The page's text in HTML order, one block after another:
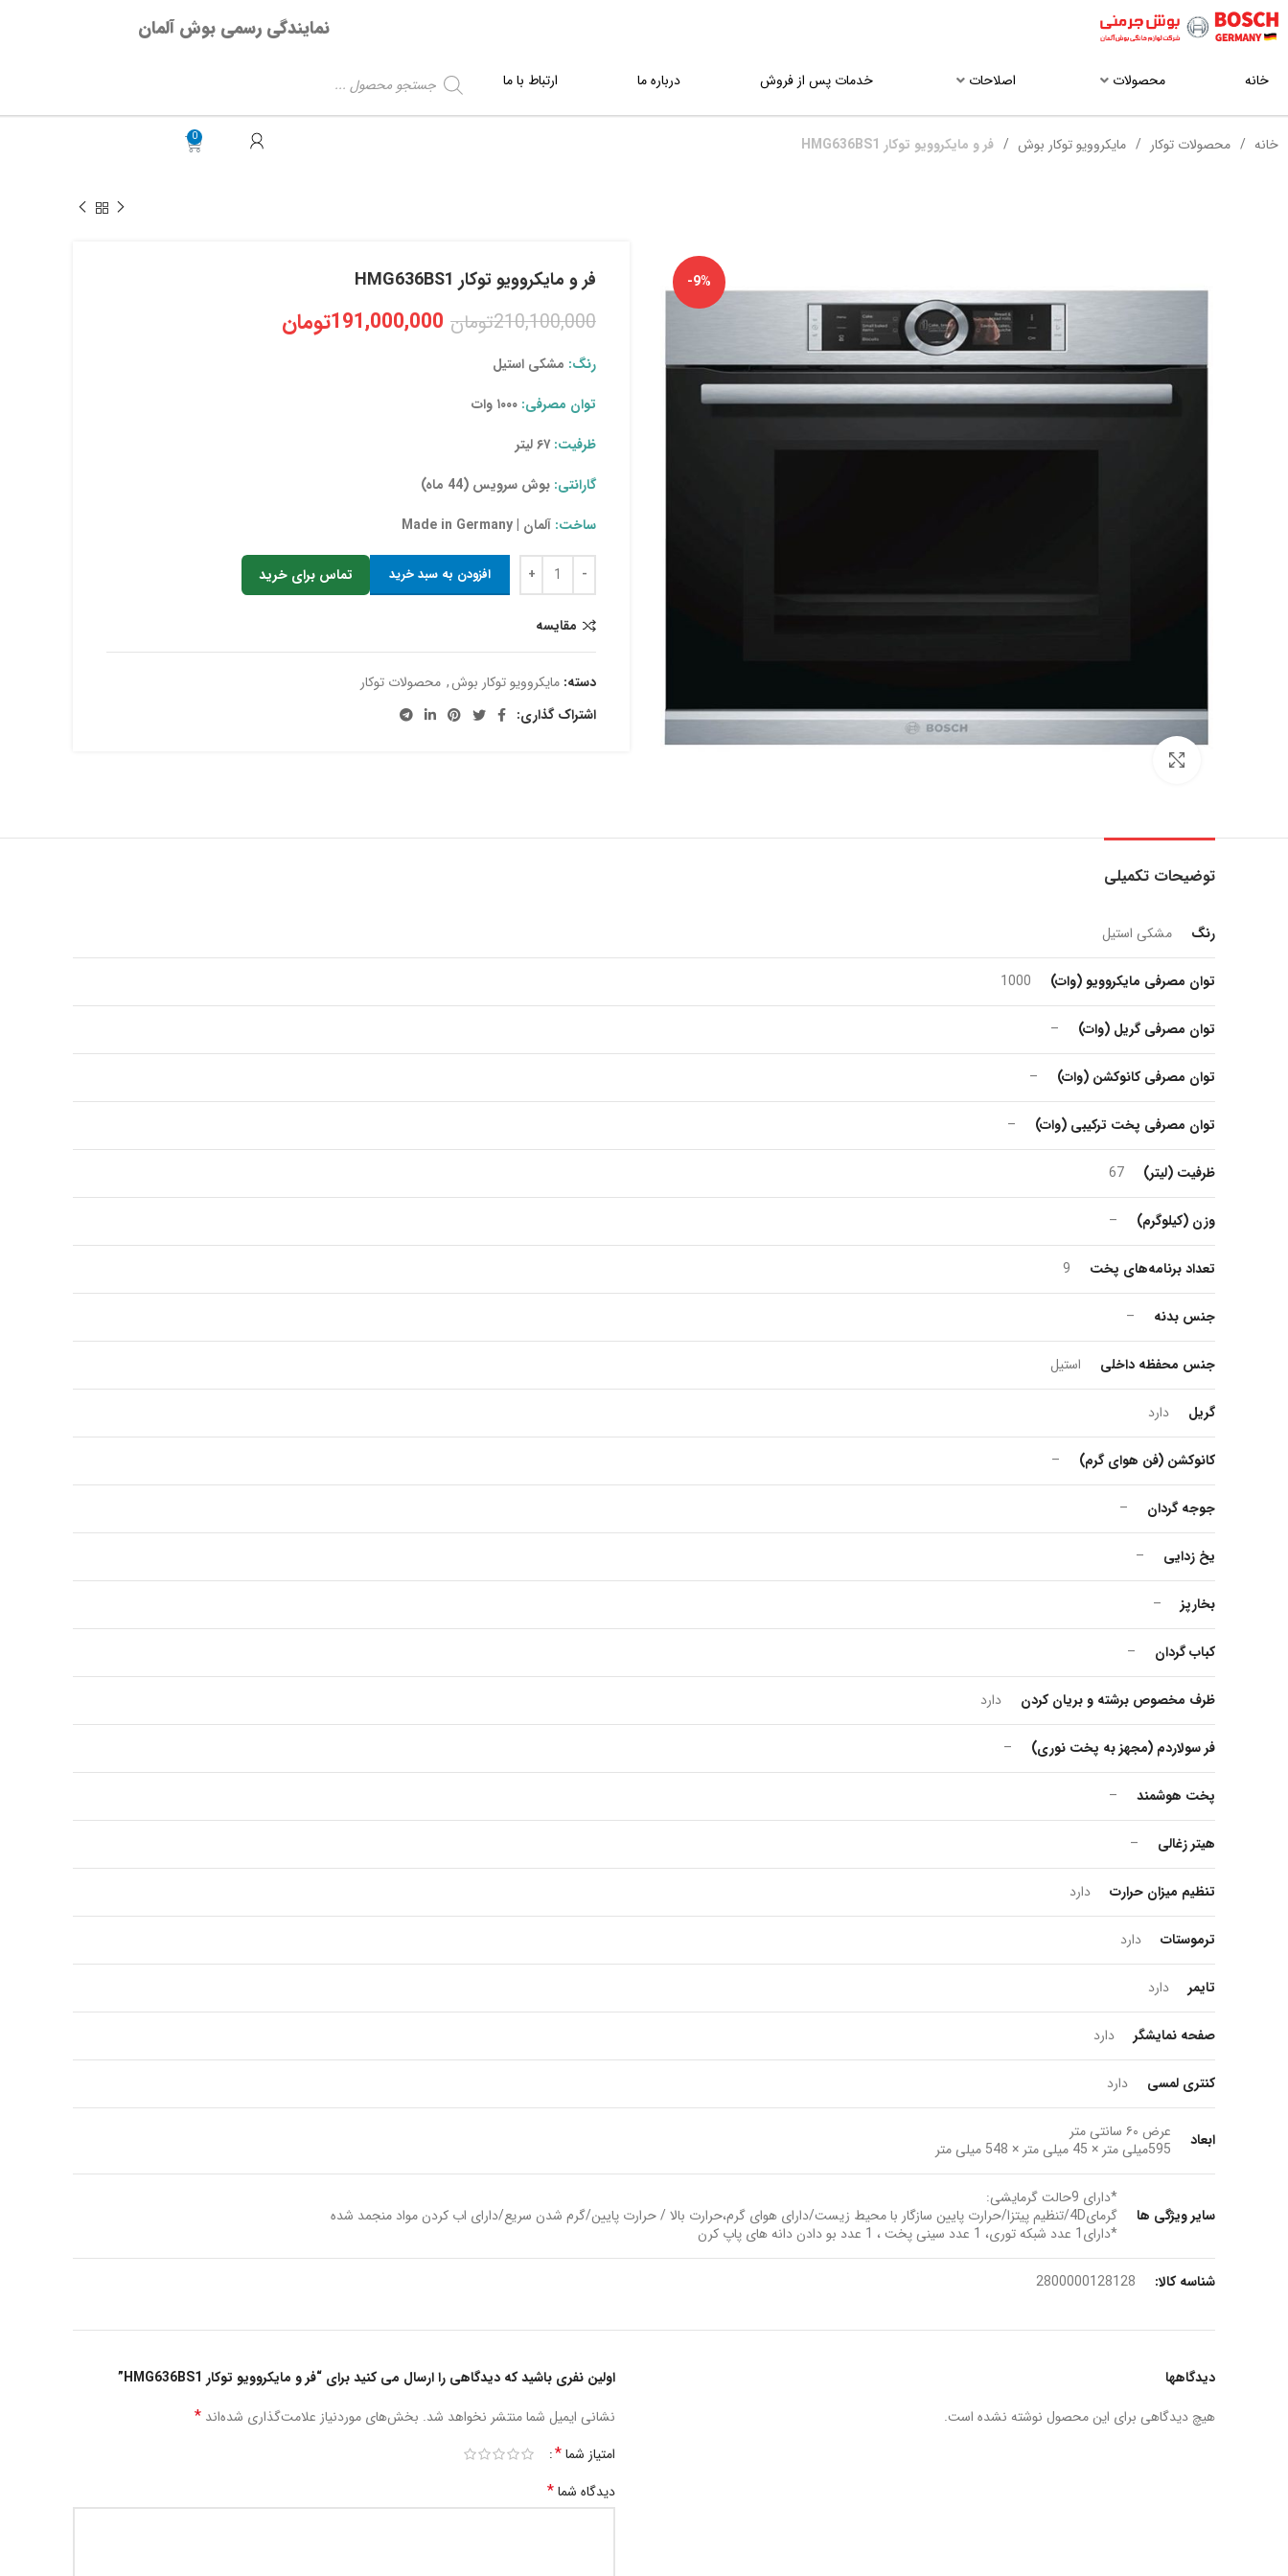
نمایندگی رسمی بوش آلمان
خانه محصولات اصلاحات خدمات پس از فروش درباره ما ارتباط با ما
خانه محصولات توکار مایکروویو توکار بوش فر و مایکروویو توکار HMG636BS1
-9% فر و مایکروویو توکار HMG636BS1
210,100,000تومان 191,000,000تومان
رنگ: مشکی استیل
توان مصرفی:
ظرفیت:۶۷ لیتر
گارانتی: بوش سرویس (44 ماه)
ساخت: آلمان | Made in Germany
افزودن به سبد خرید تماس برای خرید
مقایسه
دسته: مایکروویو توکار بوش, محصولات توکار
اشتراک گذاری:
توضیحات تکمیلی
رنگ مشکی استیل
توان مصرفی مایکروویو (وات) 1000
توان مصرفی گریل (وات) –
توان مصرفی کانوکشن (وات) –
توان مصرفی پخت ترکیبی (وات) –
ظرفیت (لیتر) 67
وزن (کیلوگرم) –
تعداد برنامه‌های پخت 9
جنس بدنه –
جنس محفظه داخلی استیل
گریل دارد
کانوکشن (فن هوای گرم) –
جوجه گردان –
یخ زدایی –
بخارپز –
کباب گردان –
ظرف مخصوص برشته و بریان کردن دارد
فر سولاردم (مجهز به پخت نوری) –
پخت هوشمند –
هیتر زغالی –
تنظیم میزان حرارت دارد
ترموستات دارد
تایمر دارد
صفحه نمایشگر دارد
کنتری لمسی دارد
ابعاد
عرض ۶۰ سانتی متر
595میلی متر × 45 میلی متر × 548 میلی متر
سایر ویژگی ها
*دارای 9حالت گرمایشی:
گرمای4D/تنظیم پیتزا/حرارت پایین سازگار با محیط زیست/دارای هوای گرم،حرارت بالا / حرارت پایین/گرم شدن سریع/دارای اب کردن مواد منجمد شده
*دارای1 عدد شبکه توری، 1 عدد سینی پخت ، 1 عدد بو دادن دانه های پاپ کرن
شناسه کالا: 2800000128128
دیدگاهها
هیچ دیدگاهی برای این محصول نوشته نشده است.
اولین نفری باشید که دیدگاهی را ارسال می کنید برای “فر و مایکروویو توکار HMG636BS1”
نشانی ایمیل شما منتشر نخواهد شد. بخش‌های موردنیاز علامت‌گذاری شده‌اند *
امتیاز شما*
دیدگاه شما*